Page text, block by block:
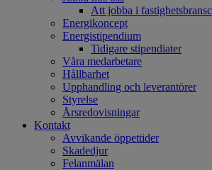
Att jobba i
Energikoncept
Energistipendium
Tidigare stipendiater
Våra medarbetare
Hållbarhet
Upphandling och leverantörer
Styrelse
Årsredovisningar
Kontakt
Avvikande öppettider
Skadedjur
Felanmälan